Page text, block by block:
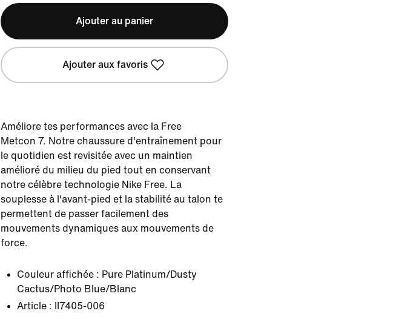
Ajouter au panier
Ajouter aux favoris
Améliore tes performances avec la Free
Metcon 7. Notre chaussure d'entraînement pour
le quotidien est revisitée avec un maintien
amélioré du milieu du pied tout en conservant
notre célèbre technologie Nike Free. La
souplesse à l'avant-pied et la stabilité au talon te
permettent de passer facilement des
mouvements dynamiques aux mouvements de
force.
Couleur affichée : Pure Platinum/Dusty
Cactus/Photo Blue/Blanc
Article :
II7405-006